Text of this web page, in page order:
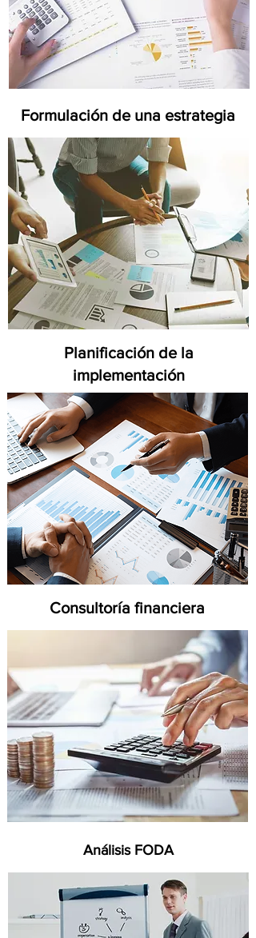
Formulación de una estrategia
Planificación de la
implementación
Consultoría financiera
Análisis FODA